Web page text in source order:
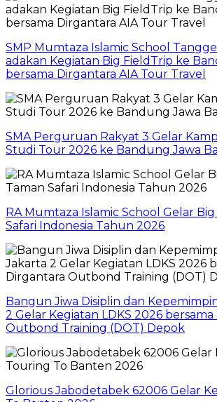
SMP Mumtaza Islamic School
adakan Kegiatan Big FieldTrip ke
bersama Dirgantara AIA Tour Travel
SMA Perguruan Rakyat 3 Gelar
Studi Tour 2026 ke Bandung Jawa
RA Mumtaza Islamic School Gelar
Safari Indonesia Tahun 2026
Bangun Jiwa Disiplin dan
2 Gelar Kegiatan LDKS 2026
Outbond Training (DOT) Depok
Glorious Jabodetabek 62006 Gelar